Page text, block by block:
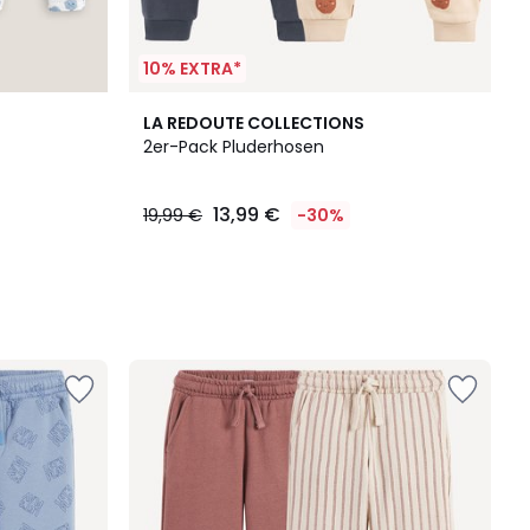
10% EXTRA*
LA REDOUTE COLLECTIONS
2er-Pack Pluderhosen
19,99 € 13,99 € -30%